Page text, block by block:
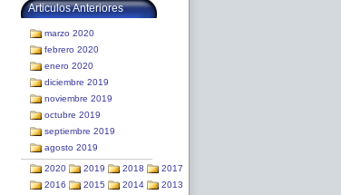
Articulos Anteriores
marzo 2020
febrero 2020
enero 2020
diciembre 2019
noviembre 2019
octubre 2019
septiembre 2019
agosto 2019
2020 2019 2018
2017
2016
2015 2014
2013